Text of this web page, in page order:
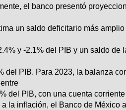
el banco presentó
un saldo deficitario más
y -2.1% del PIB y un saldo de
del PIB. Para 2023, la balanza
del PIB, con una cuenta
a la inflación, el Banco de México